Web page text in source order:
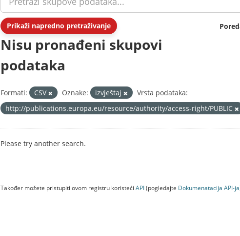
Prikaži napredno pretraživanje
Nisu pronađeni skupovi
podataka
Formati: CSV Oznake: izvještaj
Vrsta podataka:
http://publications.europa.eu/resource/authority/access-right/PUBLIC
Please try another search.
Također možete pristupiti ovom registru koristeći API(pogledajte Dokumenаtаcijа API-jа